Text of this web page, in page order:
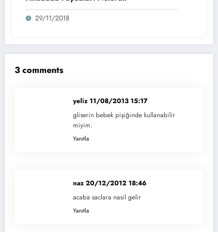
29/11/2018
3 comments
yeliz 11/08/2013 15:17
gliserin bebek pişiğinde kullanabilir
miyim.
Yanıtla
naz 20/12/2012 18:46
acaba saclara nasil gelir
Yanıtla